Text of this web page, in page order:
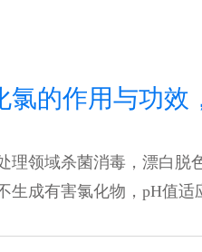
理领域杀菌消毒，漂白脱
成有害氯化物，pH值适